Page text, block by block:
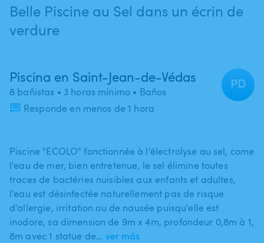
Belle Piscine au Sel dans un écrin de
verdure
Piscina en Saint-Jean-de-Védas
8 bañistas • 3 horas mínimo • Baños
Responde en menos de 1 hora
PD
Piscine "ECOLO" fonctionnée à l'électrolyse au sel​,​ come
l'eau de mer​,​ bien entretenue​,​ le sel élimine toutes
traces de bactéries nuisibles aux enfants et adultes​,​
l'eau est désinfectée naturellement pas de risque
d'allergie​,​ irritation ou de nausée puisqu'elle est
inodore​,​ sa dimension de 9m x 4m​,​ profondeur 0​,​8m à 1​,​
8m avec 1 statue de… ver más